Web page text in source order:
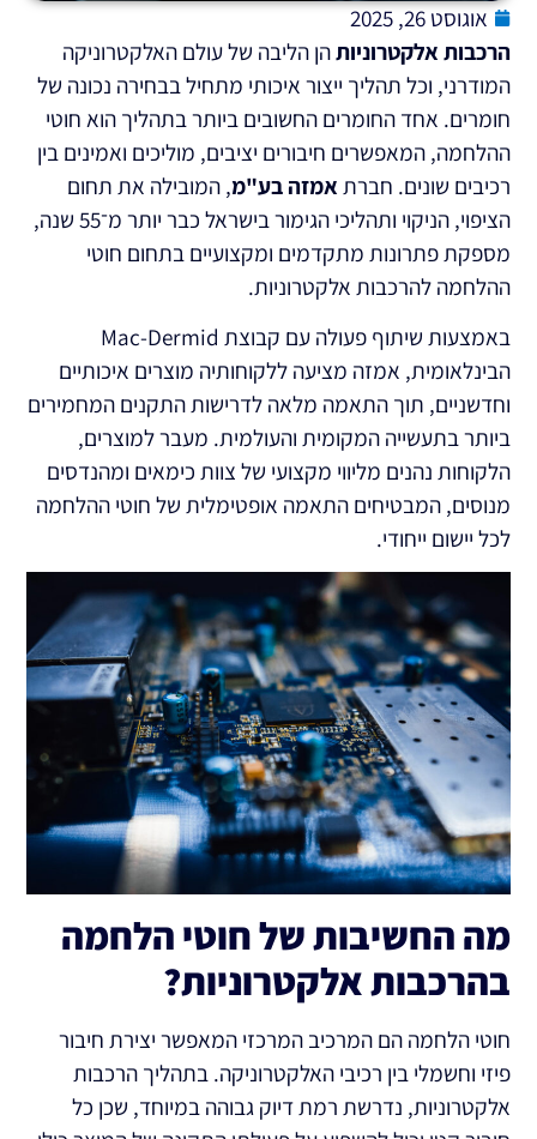
אוגוסט 26, 2025
הרכבות אלקטרוניותהן הליבה של עולם האלקטרוניקה
המודרני, וכל תהליך ייצור איכותי מתחיל בבחירה נכונה של
חומרים. אחד החומרים החשובים ביותר בתהליך הוא חוטי
ההלחמה, המאפשרים חיבורים יציבים, מוליכים ואמינים בין
רכיבים שונים. חברתאמזה בע"מ, המובילה את תחום
הציפוי, הניקוי ותהליכי הגימור בישראל כבר יותר מ־55 שנה,
מספקת פתרונות מתקדמים ומקצועיים בתחום חוטי
ההלחמה להרכבות אלקטרוניות.
באמצעות שיתוף פעולה עם קבוצת Mac-Dermid
הבינלאומית, אמזה מציעה ללקוחותיה מוצרים איכותיים
וחדשניים, תוך התאמה מלאה לדרישות התקנים המחמירים
ביותר בתעשייה המקומית והעולמית. מעבר למוצרים,
הלקוחות נהנים מליווי מקצועי של צוות כימאים ומהנדסים
מנוסים, המבטיחים התאמה אופטימלית של חוטי ההלחמה
לכל יישום ייחודי.
מה החשיבות של חוטי הלחמה
בהרכבות אלקטרוניות?
חוטי הלחמה הם המרכיב המרכזי המאפשר יצירת חיבור
פיזי וחשמלי בין רכיבי האלקטרוניקה. בתהליך הרכבות
אלקטרוניות, נדרשת רמת דיוק גבוהה במיוחד, שכן כל